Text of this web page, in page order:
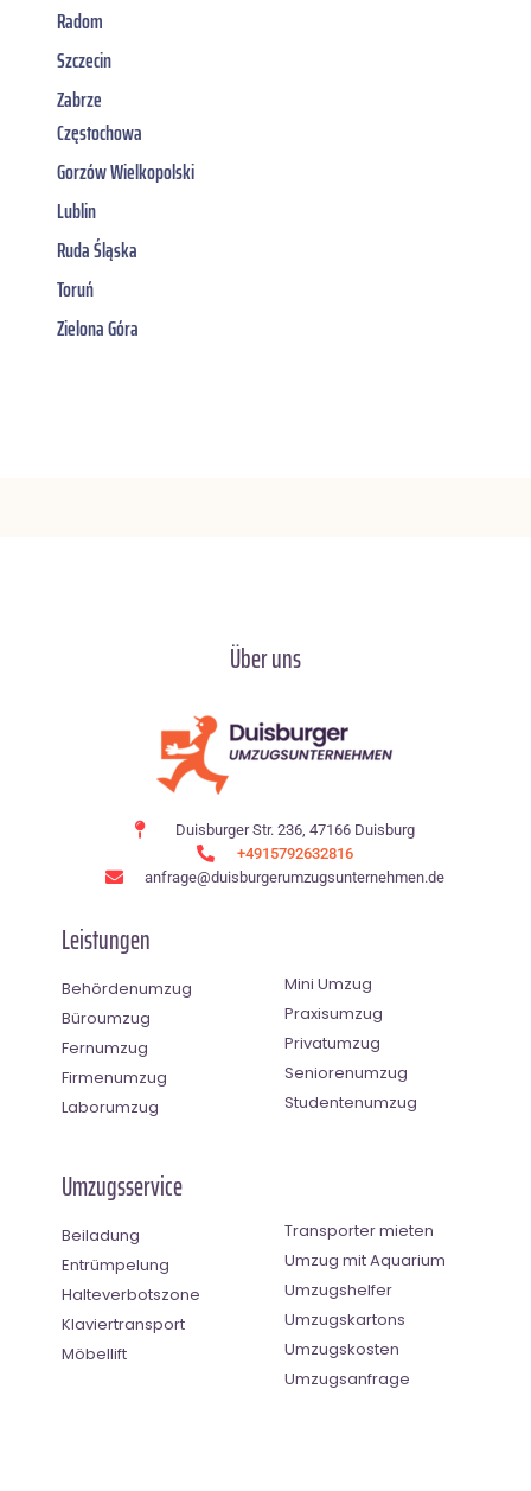
Radom
Szczecin
Zabrze
Częstochowa
Gorzów Wielkopolski
Lublin
Ruda Śląska
Toruń
Zielona Góra
Über uns
Duisburger Str. 236, 47166 Duisburg
+4915792632816
anfrage@duisburgerumzugsunternehmen.de
Leistungen
Behördenumzug
Büroumzug
Fernumzug
Firmenumzug
Laborumzug
Mini Umzug
Praxisumzug
Privatumzug
Seniorenumzug
Studentenumzug
Umzugsservice
Beiladung
Entrümpelung
Halteverbotszone
Klaviertransport
Möbellift
Transporter mieten
Umzug mit Aquarium
Umzugshelfer
Umzugskartons
Umzugskosten
Umzugsanfrage